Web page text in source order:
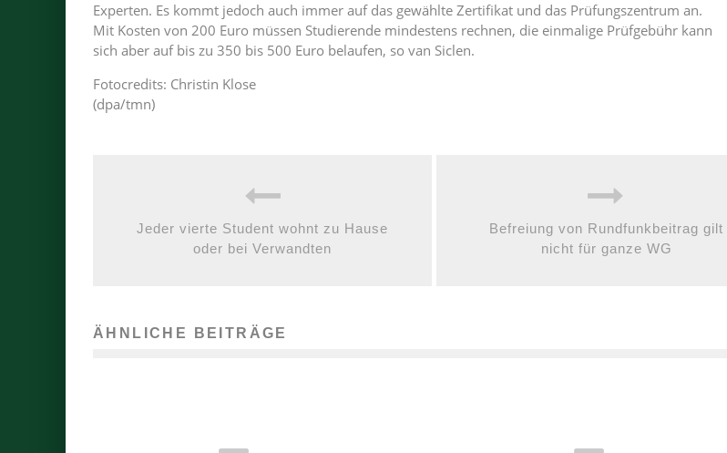
Experten. Es kommt jedoch auch immer auf das gewählte Zertifikat und das Prüfungszentrum an.
Mit Kosten von 200 Euro müssen Studierende mindestens rechnen, die einmalige Prüfgebühr kann
sich aber auf bis zu 350 bis 500 Euro belaufen, so van Siclen.
Fotocredits: Christin Klose
(dpa/tmn)
Jeder vierte Student wohnt zu Hause
oder bei Verwandten
Befreiung von Rundfunkbeitrag gilt
nicht für ganze WG
ÄHNLICHE BEITRÄGE